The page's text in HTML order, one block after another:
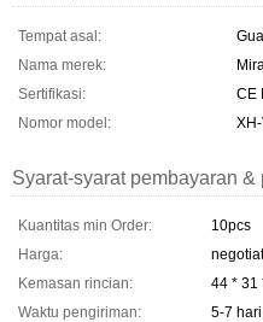
Tempat asal:
Nama merek:
Sertifikasi:
CE
Nomor model:
Syarat-syarat pembayaran &
Kuantitas min Order:
10pcs
Harga:
Kemasan rincian:
44 * 31
Waktu pengiriman:
5-7